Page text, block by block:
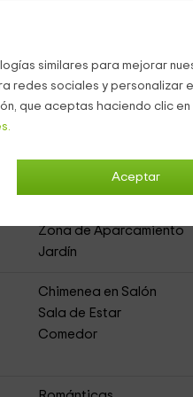
similares para mejorar
redes sociales y personalizar
que aceptas haciendo clic
Aceptar
Zona de Aparcamiento
Jardín
Chimenea en Salón
Sala de Estar
Comedor